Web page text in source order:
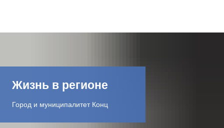
Жизнь в регионе
Город и муниципалитет Конц